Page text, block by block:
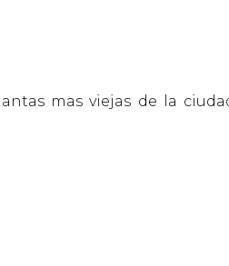
mas viejas de la